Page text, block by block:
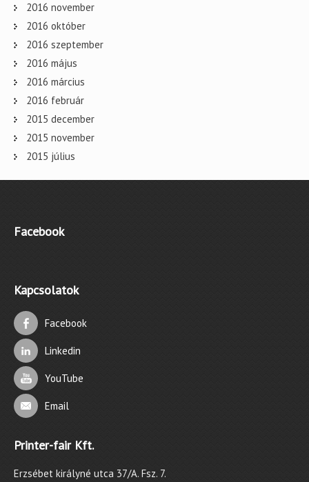
2016 november
2016 október
2016 szeptember
2016 május
2016 március
2016 február
2015 december
2015 november
2015 július
Facebook
Kapcsolatok
Facebook
Linkedin
YouTube
Email
Printer-fair Kft.
Erzsébet királyné utca 37/A. Fsz. 7.